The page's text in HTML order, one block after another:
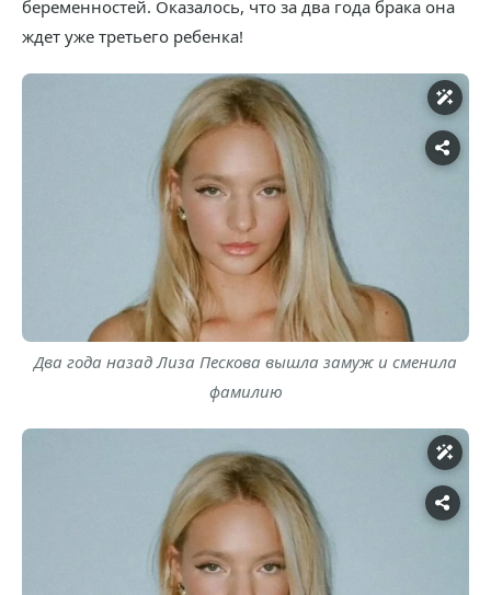
беременностей. Оказалось, что за два года брака она
ждет уже третьего ребенка!
Два года назад Лиза Пескова вышла замуж и сменила
фамилию